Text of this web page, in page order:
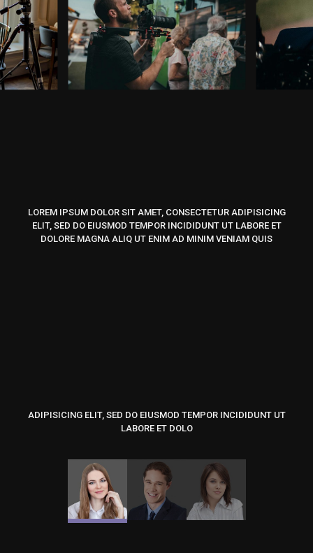
LOREM IPSUM DOLOR SIT AMET, CONSECTETUR ADIPISICING
ELIT, SED DO EIUSMOD TEMPOR INCIDIDUNT UT LABORE ET
DOLORE MAGNA ALIQ UT ENIM AD MINIM VENIAM QUIS
ADIPISICING ELIT, SED DO EIUSMOD TEMPOR INCIDIDUNT UT
LABORE ET DOLO